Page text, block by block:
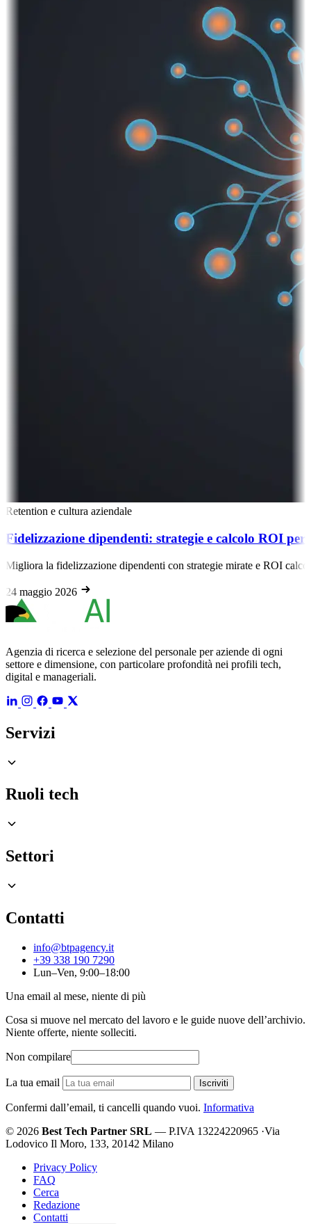
Retention e cultura aziendale
Fidelizzazione dipendenti: strategie e calcolo ROI
Migliora la fidelizzazione dipendenti con strategie mirate e ROI
24 maggio 2026
Agenzia di ricerca e selezione del personale per aziende di ogni
settore e dimensione, con particolare profondità nei profili tech,
digital e manageriali.
Servizi
Ruoli tech
Settori
Contatti
info@btpagency.it
+39 338 190 7290
Lun–Ven, 9:00–18:00
Una email al mese, niente di più
Cosa si muove nel mercato del lavoro e le guide nuove dell’archivio.
Niente offerte, niente solleciti.
Non compilare
La tua email Iscriviti
Confermi dall’email, ti cancelli quando vuoi. Informativa
© 2026 Best Tech Partner SRL — P.IVA 13224220965 ·Via
Lodovico Il Moro, 133, 20142 Milano
Privacy Policy
FAQ
Cerca
Redazione
Contatti